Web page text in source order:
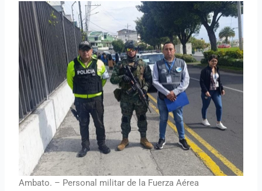
Ambato. – Personal militar de la Fuerza Aérea